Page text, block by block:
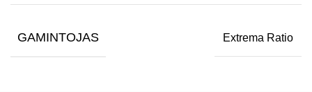
GAMINTOJAS Extrema Ratio